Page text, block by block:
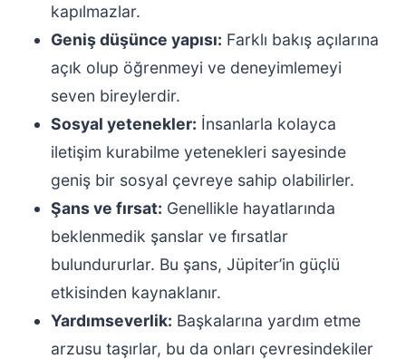
kapılmazlar.
Geniş düşünce yapısı: Farklı bakış açılarına
açık olup öğrenmeyi ve deneyimlemeyi
seven bireylerdir.
Sosyal yetenekler: İnsanlarla kolayca
iletişim kurabilme yetenekleri sayesinde
geniş bir sosyal çevreye sahip olabilirler.
Şans ve fırsat: Genellikle hayatlarında
beklenmedik şanslar ve fırsatlar
bulundururlar. Bu şans, Jüpiter’in güçlü
etkisinden kaynaklanır.
Yardımseverlik: Başkalarına yardım etme
arzusu taşırlar, bu da onları çevresindekiler